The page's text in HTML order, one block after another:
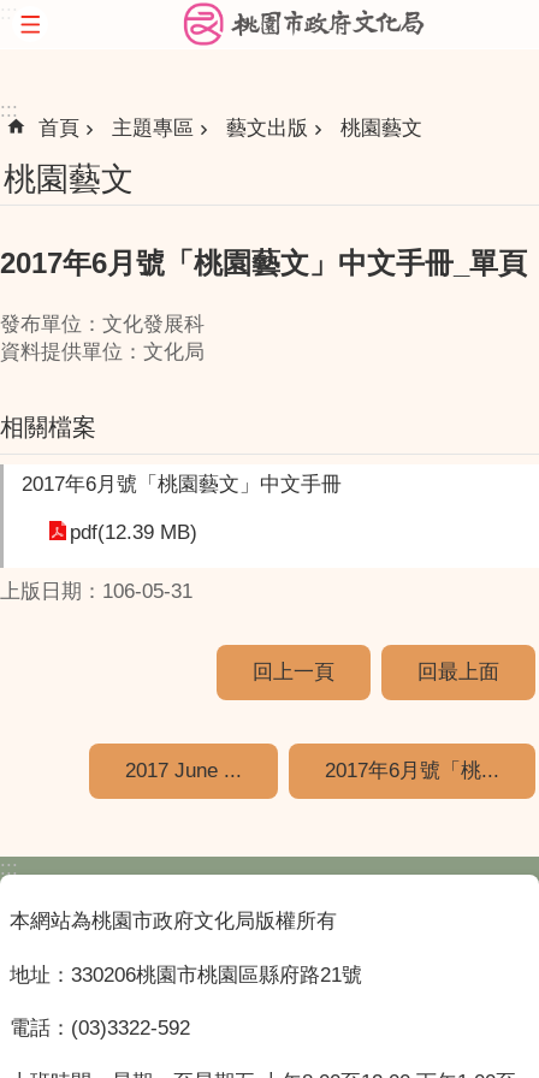
跳到主要內容區塊
:::
首頁 主題專區 藝文出版 桃園藝文
桃園藝文
2017年6月號「桃園藝文」中文手冊_單頁
發布單位：文化發展科
資料提供單位：文化局
相關檔案
2017年6月號「桃園藝文」中文手冊
pdf(12.39 MB)
上版日期：106-05-31
回上一頁 回最上面
2017 June ... 2017年6月號「桃...
:::
本網站為桃園市政府文化局版權所有
地址：330206桃園市桃園區縣府路21號
電話：(03)3322-592